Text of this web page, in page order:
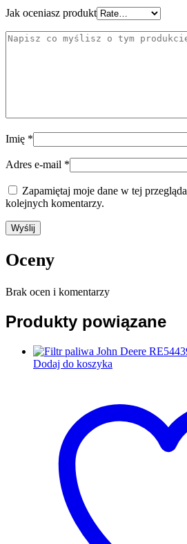
Jak oceniasz produkt
Imię *
Adres e-mail *
Zapamiętaj moje dane w tej
kolejnych komentarzy.
Oceny
Brak ocen i komentarzy
Produkty powiązane
Dodaj do koszyka